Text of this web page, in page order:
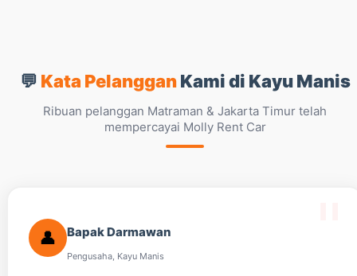
💬 Kata PelangganKami di Kayu Manis
Ribuan pelanggan Matraman & Jakarta Timur telah
mempercayai Molly Rent Car
👤 Bapak Darmawan
Pengusaha, Kayu Manis